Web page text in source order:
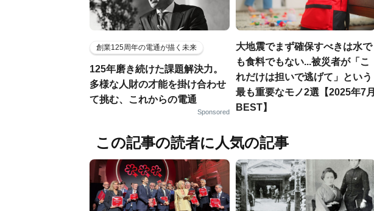
創業125周年の電通が描く未来
125年磨き続けた課題解決力。
多様な人財の才能を掛け合わせ
て挑む、これからの電通
Sponsored
大地震でまず確保すべきは水で
も食料でもない...被災者が「こ
れだけは担いで逃げて」という
最も重要なモノ2選【2025年7月
BEST】
この記事の読者に人気の記事